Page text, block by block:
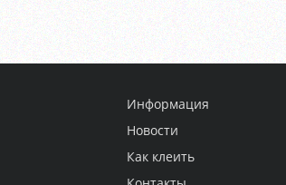
Информация
Новости
Как клеить